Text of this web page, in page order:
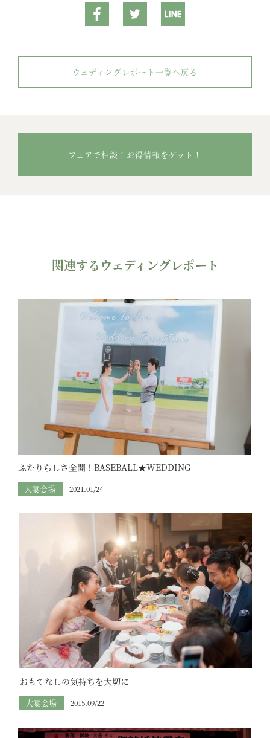
ウェディングレポート一覧へ戻る
フェアで相談！お得情報をゲット！
関連するウェディングレポート
ふたりらしさ全開！BASEBALL★WEDDING
大宴会場 2021.01/24
おもてなしの気持ちを大切に
大宴会場 2015.09/22